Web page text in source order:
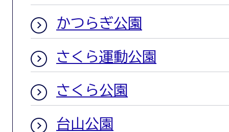
かつらぎ公園
さくら運動公園
さくら公園
台山公園